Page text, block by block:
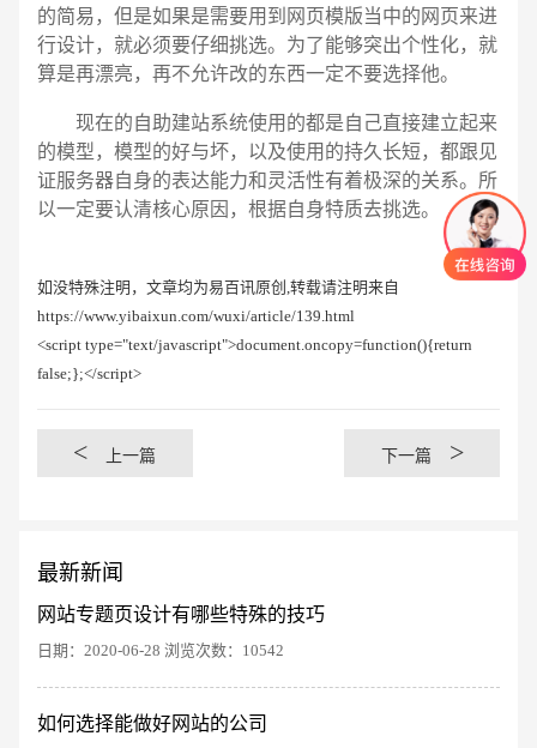
的简易，但是如果是需要用到网页模版当中的网页来进
行设计，就必须要仔细挑选。为了能够突出个性化，就
算是再漂亮，再不允许改的东西一定不要选择他。
现在的自助建站系统使用的都是自己直接建立起来
的模型，模型的好与坏，以及使用的持久长短，都跟见
证服务器自身的表达能力和灵活性有着极深的关系。所
以一定要认清核心原因，根据自身特质去挑选。
如没特殊注明，文章均为易百讯原创,转载请注明来自
https://www.yibaixun.com/wuxi/article/139.html
<script type="text/javascript">document.oncopy=function(){return
false;};</script>
< 上一篇 下一篇 >
最新新闻
网站专题页设计有哪些特殊的技巧
日期：2020-06-28 浏览次数：10542
如何选择能做好网站的公司
创意品牌型网站 · 标准企业官网建设